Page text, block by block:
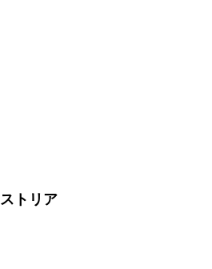
トリア